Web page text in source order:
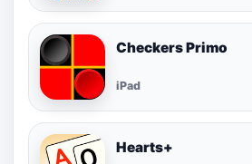
Checkers Primo
iPad
Hearts+